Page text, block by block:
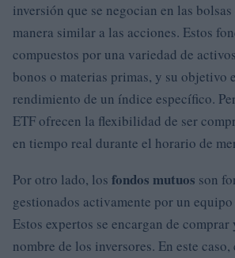
inversión que se negocian en las
manera similar a las acciones. Estos
compuestos por una variedad de
bonos o materias primas, y su objetivo
rendimiento de un índice específico.
ETF ofrecen la flexibilidad de ser
en tiempo real durante el horario de
Por otro lado, los fondos mutuos son
gestionados activamente por un
Estos expertos se encargan de
nombre de los inversores. En este